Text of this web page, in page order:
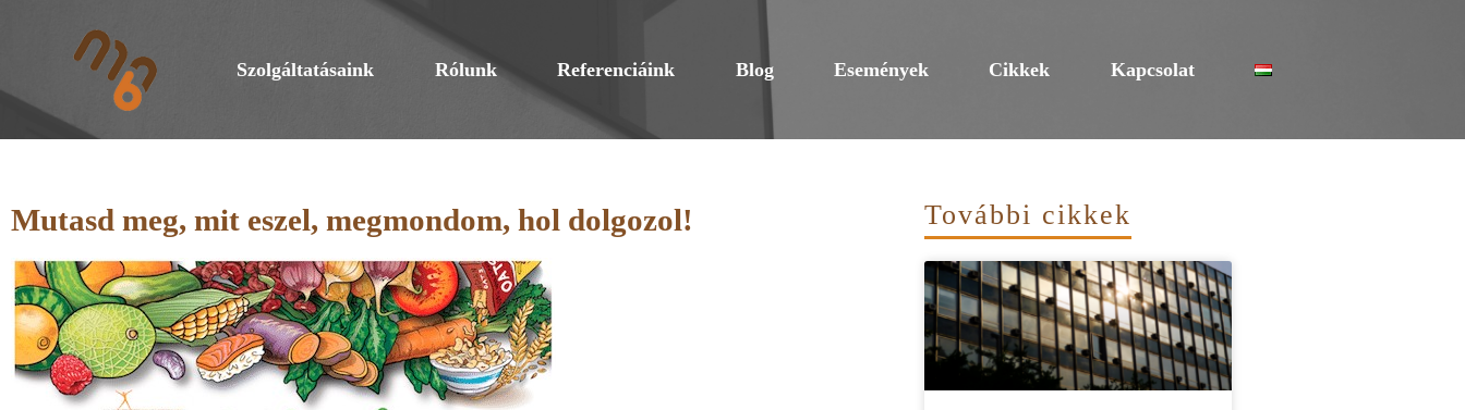
Szolgáltatásaink Rólunk Referenciáink Blog Események Cikkek Kapcsolat
Mutasd meg, mit eszel, megmondom, hol dolgozol! További cikkek